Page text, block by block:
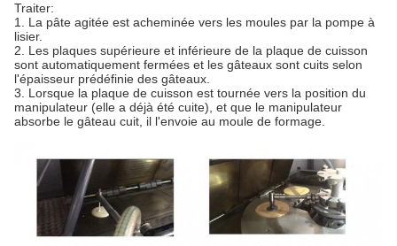
Traiter:
1. La pâte agitée est acheminée vers les moules par la pompe à
lisier.
2. Les plaques supérieure et inférieure de la plaque de cuisson
sont automatiquement fermées et les gâteaux sont cuits selon
l'épaisseur prédéfinie des gâteaux.
3. Lorsque la plaque de cuisson est tournée vers la position du
manipulateur (elle a déjà été cuite), et que le manipulateur
absorbe le gâteau cuit, il l'envoie au moule de formage.